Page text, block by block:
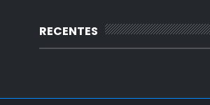
RECENTES